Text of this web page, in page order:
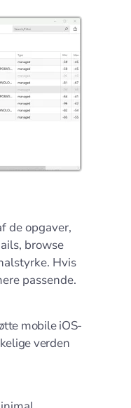
de opgaver,
browse
Hvis
passende.
mobile iOS-
verden